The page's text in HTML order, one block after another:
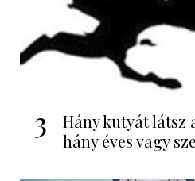
3
Hány kutyát látsz
hány éves vagy